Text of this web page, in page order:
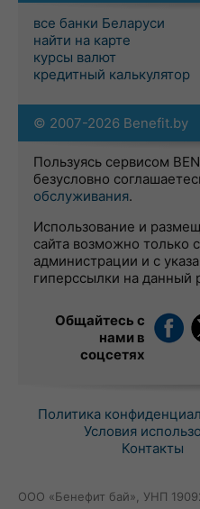
все банки Беларуси
найти на карте
курсы валют
кредитный калькулятор
© 2007-2026 Benefit.by
Пользуясь сервисом
безусловно
обслуживания.
Использование и
сайта возможно только
администрации и с
гиперссылки на данный
Общайтесь с
нами в
соцсетях
Политика
Условия
Контакты
ООО «Бенефит бай», УНП